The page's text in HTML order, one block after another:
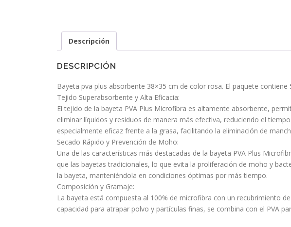
Descripción
DESCRIPCIÓN
Bayeta pva plus absorbente 38×35 cm de color rosa. El paquete contiene
Tejido Superabsorbente y Alta Eficacia:
El tejido de la bayeta PVA Plus Microfibra es altamente absorbente,
eliminar líquidos y residuos de manera más efectiva, reduciendo el
especialmente eficaz frente a la grasa, facilitando la eliminación de
Secado Rápido y Prevención de Moho:
Una de las características más destacadas de la bayeta PVA Plus
que las bayetas tradicionales, lo que evita la proliferación de moho y
la bayeta, manteniéndola en condiciones óptimas por más tiempo.
Composición y Gramaje:
La bayeta está compuesta al 100% de microfibra con un recubrimiento
capacidad para atrapar polvo y partículas finas, se combina con el PVA